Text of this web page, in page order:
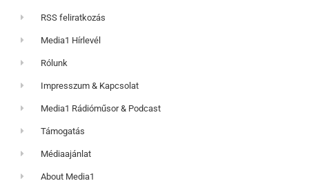
RSS feliratkozás
Media1 Hírlevél
Rólunk
Impresszum & Kapcsolat
Media1 Rádióműsor & Podcast
Támogatás
Médiaajánlat
About Media1